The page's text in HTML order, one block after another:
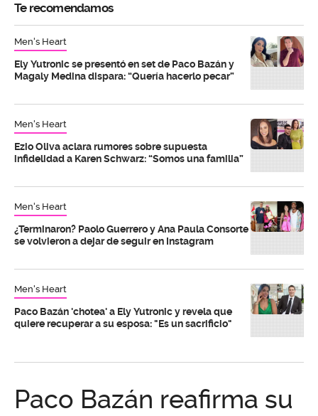
Te recomendamos
Men's Heart
Ely Yutronic se presentó en set de Paco Bazán y
Magaly Medina dispara: “Quería hacerlo pecar”
Men's Heart
Ezio Oliva aclara rumores sobre supuesta
infidelidad a Karen Schwarz: “Somos una familia”
Men's Heart
¿Terminaron? Paolo Guerrero y Ana Paula Consorte
se volvieron a dejar de seguir en Instagram
Men's Heart
Paco Bazán 'chotea' a Ely Yutronic y revela que
quiere recuperar a su esposa: "Es un sacrificio"
Paco Bazán reafirma su